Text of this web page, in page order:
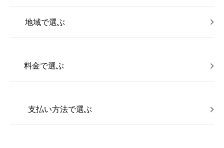
地域で選ぶ
料金で選ぶ
支払い方法で選ぶ